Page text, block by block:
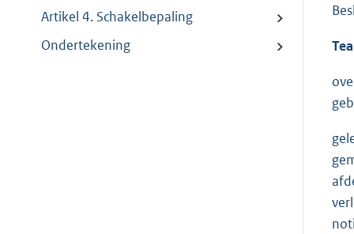
Artikel 4. Schakelbepaling
Ondertekening